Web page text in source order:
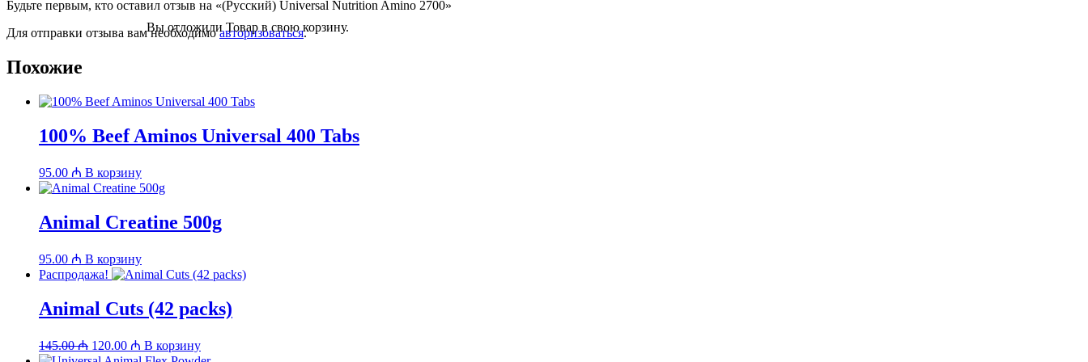
Вы отложили Товар в свою корзину.
Будьте первым, кто оставил отзыв на «(Русский) Universal Nutrition Amino 2700»
Для отправки отзыва вам необходимоавторизоваться.
Похожие
100% Beef Aminos Universal 400 Tabs
95.00 ₼ В корзину
Animal Creatine 500g
95.00 ₼ В корзину
Распродажа!
Animal Cuts (42 packs)
145.00₼ Первоначальная
цена
120.00 ₼ Текущая
цена:
В корзину